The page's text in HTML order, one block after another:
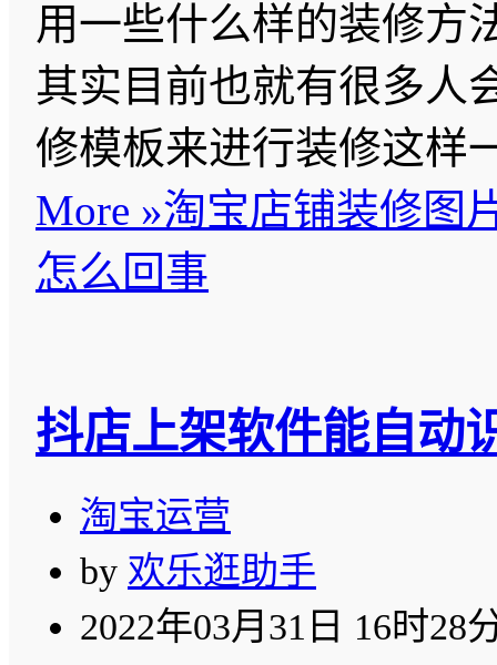
用一些什么样的装修方
其实目前也就有很多人
修模板来进行装修这
More »淘宝店铺装修图
怎么回事
抖店上架软件能自动
淘宝运营
by 欢乐逛助手
2022年03月31日 16时28